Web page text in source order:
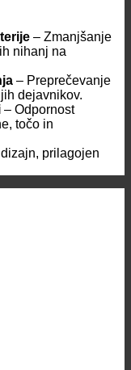
– Zmanjšanje
nihanj na
– Preprečevanje
dejavnikov.
– Odpornost
točo in
prilagojen